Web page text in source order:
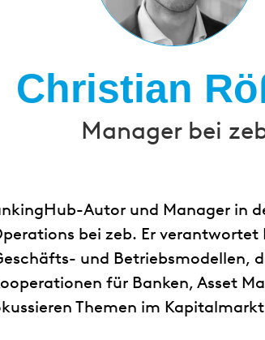
Christian
Manager bei
Autor und Manager in
bei zeb. Er
und Betriebsmodellen,
für Banken, Asset
Themen im